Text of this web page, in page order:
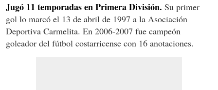
Jugó 11 temporadas en Primera División. Su primer
gol lo marcó el 13 de abril de 1997 a la Asociación
Deportiva Carmelita. En 2006-2007 fue campeón
goleador del fútbol costarricense con 16 anotaciones.